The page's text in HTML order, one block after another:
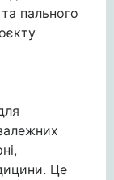
пального
Це